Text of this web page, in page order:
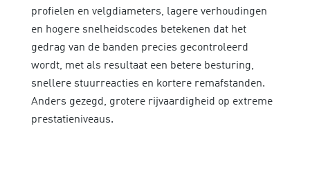
profielen en velgdiameters, lagere verhoudingen
en hogere snelheidscodes betekenen dat het
gedrag van de banden precies gecontroleerd
wordt, met als resultaat een betere besturing,
snellere stuurreacties en kortere remafstanden.
Anders gezegd, grotere rijvaardigheid op extreme
prestatieniveaus.